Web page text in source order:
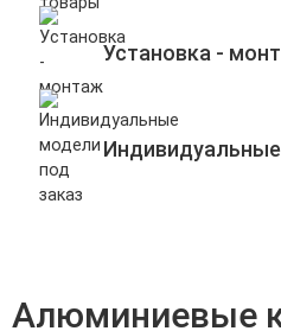
Установка -
Алюминиевые